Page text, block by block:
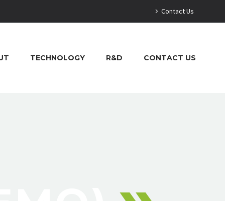
Contact Us
TECHNOLOGY R&D CONTACT US